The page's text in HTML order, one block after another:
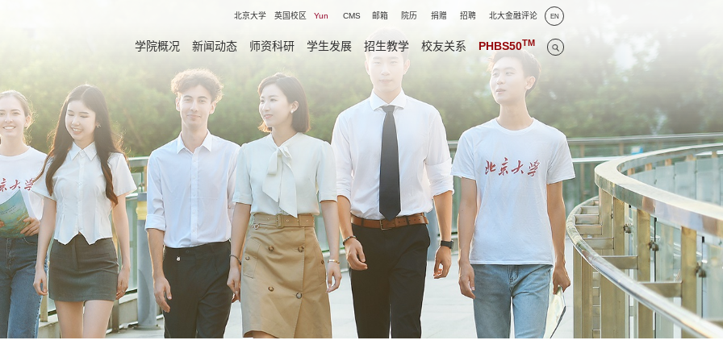
北京大学 英国校区 Yun CMS 邮箱 院历 捐赠 招聘 北大金融评论 EN
学院概况 新闻动态 师资科研 学生发展 招生教学 校友关系 PHBS50TM